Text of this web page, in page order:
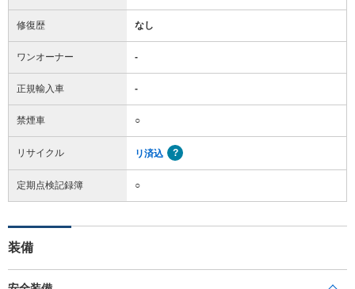
修復歴 なし
ワンオーナー -
正規輸入車 -
禁煙車 ○
リサイクル リ済込
定期点検記録簿 ○
装備